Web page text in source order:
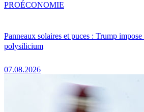
Panneaux solaires et puces : Trump
polysilicium
07.08.2026
PROÉCONOMIE